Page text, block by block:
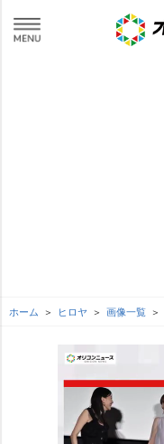
ホーム ヒロヤ 画像一覧